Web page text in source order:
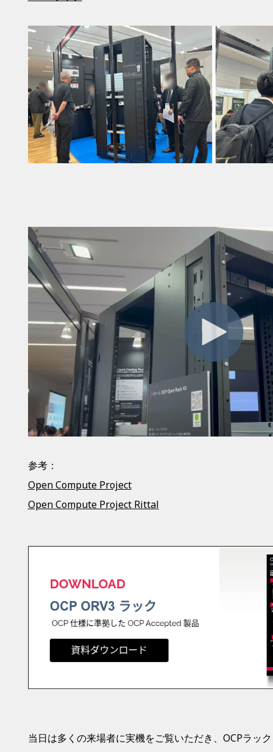
参考：
Open Compute Project
Open Compute Project Rittal
当日は多くの来場者に実機をご覧いただき、OCPラッ